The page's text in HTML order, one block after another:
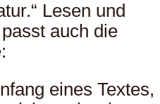
Lesen und
auch die
eines Textes,